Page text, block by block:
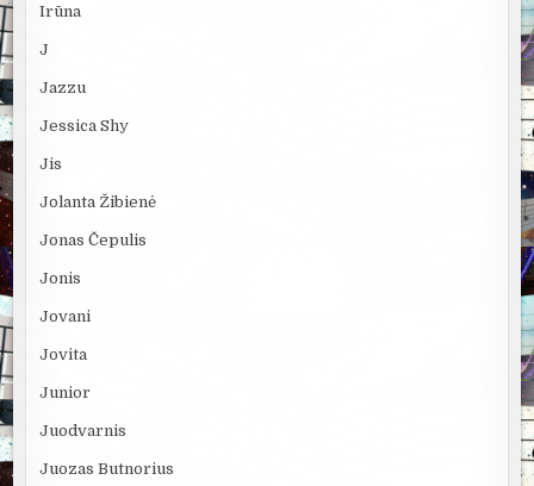
Irūna
J
Jazzu
Jessica Shy
Jis
Jolanta Žibienė
Jonas Čepulis
Jonis
Jovani
Jovita
Junior
Juodvarnis
Juozas Butnorius